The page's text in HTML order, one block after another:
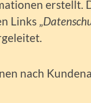
erstellt.
Links „
nach